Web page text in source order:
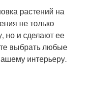
растений на
не только
но и сделают ее
выбрать любые
интерьеру.